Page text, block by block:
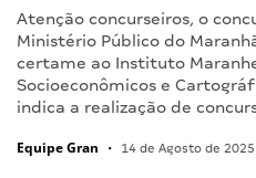
Atenção concurseiros, o
Ministério Público do
certame ao Instituto
Socioeconômicos e
indica a realização de
Equipe Gran • 14 de Agosto de 2025